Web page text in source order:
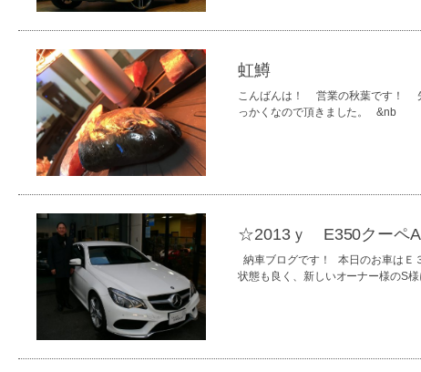
虹鱒
こんばんは！ 営業の秋葉です！
っかくなので頂きました。 &nb
☆2013ｙ E350クーペ
納車ブログです！ 本日のお車はＥ
状態も良く、新しいオーナー様のS